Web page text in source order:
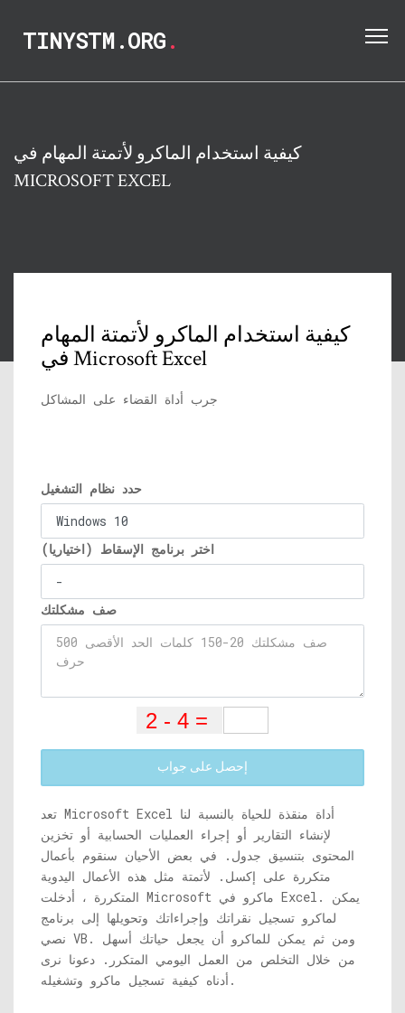
TINYSTM.ORG.
كيفية استخدام الماكرو لأتمتة المهام في
MICROSOFT EXCEL
كيفية استخدام الماكرو لأتمتة المهام
في Microsoft Excel
جرب أداة القضاء على المشاكل
حدد نظام التشغيل
اختر برنامج الإسقاط (اختياريا)
صف مشكلتك
إحصل على جواب
تعد Microsoft Excel أداة منقذة للحياة بالنسبة لنا
لإنشاء التقارير أو إجراء العمليات الحسابية أو تخزين
المحتوى بتنسيق جدول. في بعض الأحيان سنقوم بأعمال
متكررة على إكسل. لأتمتة مثل هذه الأعمال اليدوية
المتكررة ، أدخلت Microsoft ماكرو في Excel. يمكن
لماكرو تسجيل نقراتك وإجراءاتك وتحويلها إلى برنامج
نصي VB. ومن ثم يمكن للماكرو أن يجعل حياتك أسهل
من خلال التخلص من العمل اليومي المتكرر. دعونا نرى
أدناه كيفية تسجيل ماكرو وتشغيله.